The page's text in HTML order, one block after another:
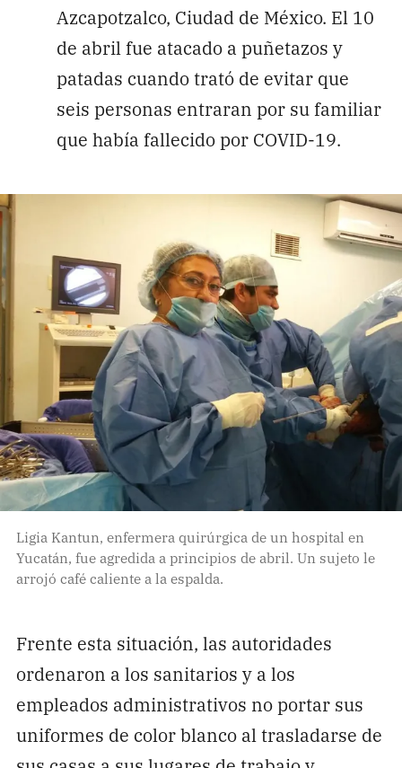
Azcapotzalco, Ciudad de México. El 10
de abril fue atacado a puñetazos y
patadas cuando trató de evitar que
seis personas entraran por su familiar
que había fallecido por COVID-19.
Ligia Kantun, enfermera quirúrgica de un hospital en
Yucatán, fue agredida a principios de abril. Un sujeto le
arrojó café caliente a la espalda.
Frente esta situación, las autoridades
ordenaron a los sanitarios y a los
empleados administrativos no portar sus
uniformes de color blanco al trasladarse de